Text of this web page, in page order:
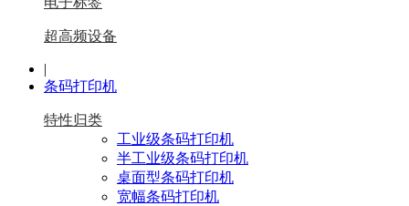
超高频设备
|
条码打印机
特性归类
工业级条码打印机
半工业级条码打印机
桌面型条码打印机
宽幅条码打印机